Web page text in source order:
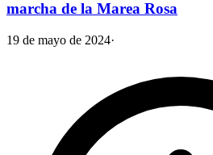
marcha de la Marea Rosa
19 de mayo de 2024·